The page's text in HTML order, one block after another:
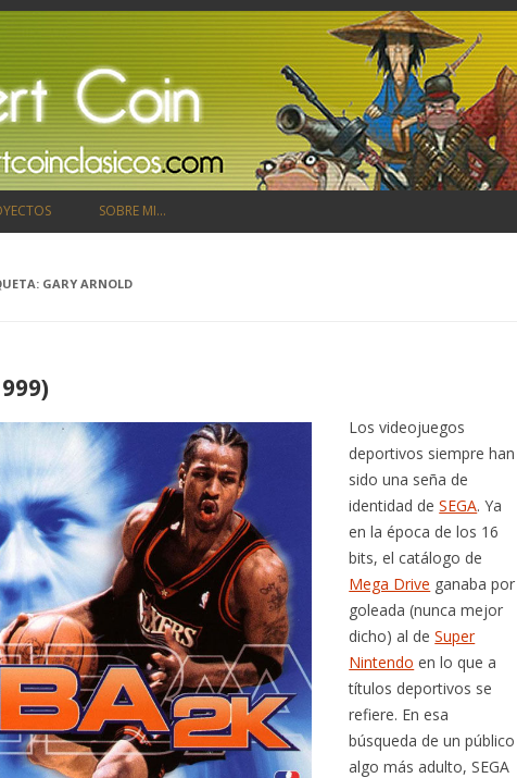
SOBRE MI…
GARY ARNOLD
Los videojuegos
deportivos siempre han
sido una seña de
identidad deSEGA. Ya
en la época de los 16
bits, el catálogo de
Mega Drive ganaba por
goleada (nunca mejor
dicho) al deSuper
Nintendo en lo que a
títulos deportivos se
refiere. En esa
búsqueda de un público
algo más adulto, SEGA